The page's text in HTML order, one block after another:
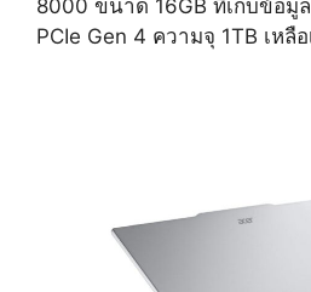
8000 ขนาด 16GB ที่เก็บข้อมู
PCIe Gen 4 ความจุ 1TB เหลื